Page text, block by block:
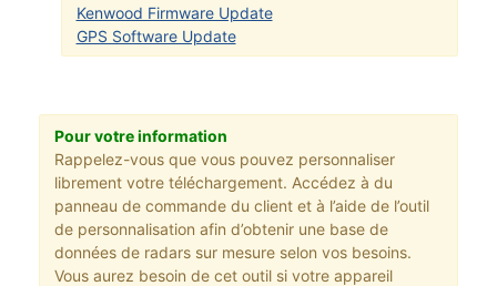
Kenwood Firmware Update
GPS Software Update
Pour votre information
Rappelez-vous que vous pouvez personnaliser
librement votre téléchargement. Accédez à du
panneau de commande du client et à l’aide de l’outil
de personnalisation afin d’obtenir une base de
données de radars sur mesure selon vos besoins.
Vous aurez besoin de cet outil si votre appareil